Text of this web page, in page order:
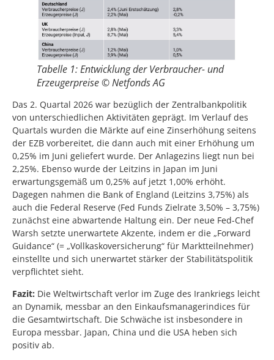
Tabelle 1: Entwicklung der Verbraucher- und
Erzeugerpreise © Netfonds AG
Das 2. Quartal 2026 war bezüglich der Zentralbankpolitik
von unterschiedlichen Aktivitäten geprägt. Im Verlauf des
Quartals wurden die Märkte auf eine Zinserhöhung seitens
der EZB vorbereitet, die dann auch mit einer Erhöhung um
0,25% im Juni geliefert wurde. Der Anlagezins liegt nun bei
2,25%. Ebenso wurde der Leitzins in Japan im Juni
erwartungsgemäß um 0,25% auf jetzt 1,00% erhöht.
Dagegen nahmen die Bank of England (Leitzins 3,75%) als
auch die Federal Reserve (Fed Funds Zielrate 3,50% – 3,75%)
zunächst eine abwartende Haltung ein. Der neue Fed-Chef
Warsh setzte unerwartete Akzente, indem er die „Forward
Guidance“ (= „Vollkaskoversicherung“ für Marktteilnehmer)
einstellte und sich unerwartet stärker der Stabilitätspolitik
verpflichtet sieht.
Fazit: Die Weltwirtschaft verlor im Zuge des Irankriegs leicht
an Dynamik, messbar an den Einkaufsmanagerindices für
die Gesamtwirtschaft. Die Schwäche ist insbesondere in
Europa messbar. Japan, China und die USA heben sich
positiv ab.